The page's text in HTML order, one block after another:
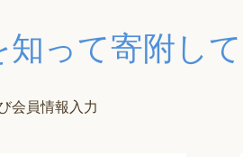
って寄附して
会員情報入力